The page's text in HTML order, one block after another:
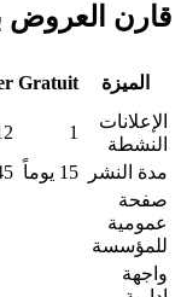
قارن العروض
الميزة Gratuit
الإعلانات
النشطة
1
مدة النشر
15 يوماً 45
صفحة
عمومية
للمؤسسة
واجهة